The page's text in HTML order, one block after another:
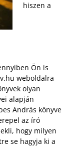
hiszen a
Ön is
weboldalra
olyan
alapján
András könyve
az író
hogy milyen
se hagyja ki a